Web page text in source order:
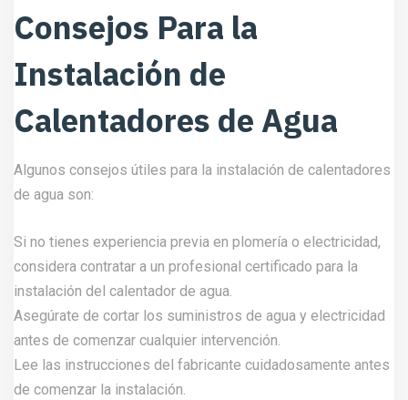
Consejos Para la
Instalación de
Calentadores de Agua
Algunos consejos útiles para la instalación de calentadores
de agua son:
Si no tienes experiencia previa en plomería o electricidad,
considera contratar a un profesional certificado para la
instalación del calentador de agua.
Asegúrate de cortar los suministros de agua y electricidad
antes de comenzar cualquier intervención.
Lee las instrucciones del fabricante cuidadosamente antes
de comenzar la instalación.